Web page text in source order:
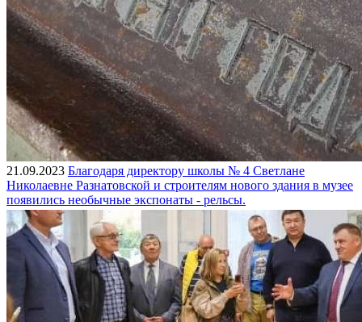
21.09.2023 Благодаря директору школы № 4 Светлане
Николаевне Разнатовской и строителям нового здания в музее
появились необычные экспонаты - рельсы.